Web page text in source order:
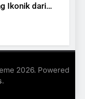
Ikonik dari
Baru di
2026. Powered
.